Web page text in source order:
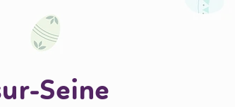
Seine